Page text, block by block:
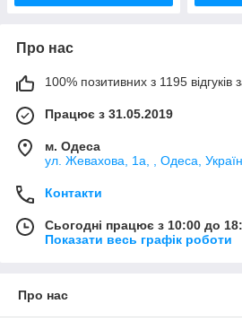
Про нас
100% позитивних з 1195 відгуків
Працює з 31.05.2019
м. Одеса
ул. Жевахова, 1a, , Одеса,
Контакти
Сьогодні працює з 10:00 до
Показати весь графік роботи
Про нас